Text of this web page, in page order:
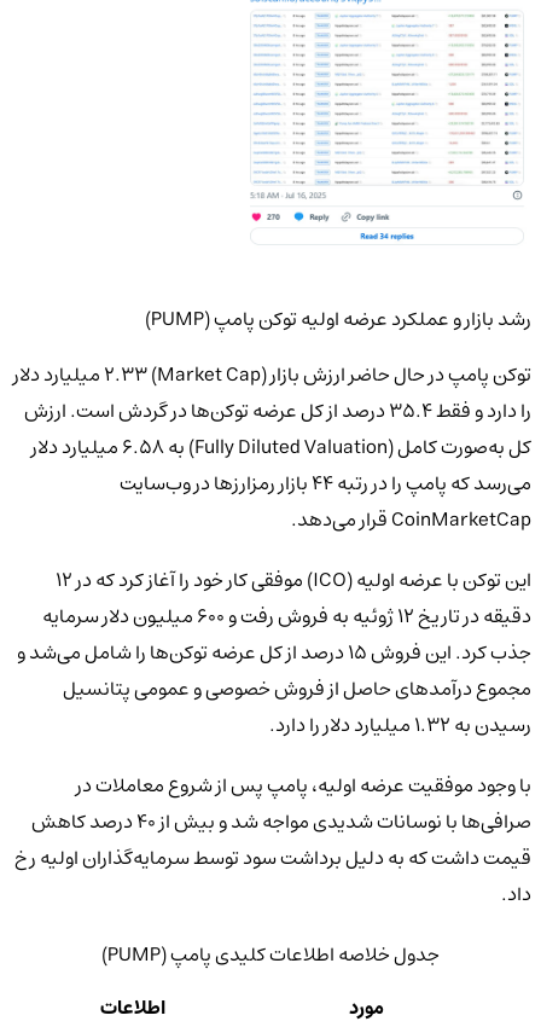
رشد بازار و عملکرد عرضه اولیه توکن پامپ (PUMP)
توکن پامپ در حال حاضر ارزش بازار (Market Cap) ۲.۳۳ میلیارد دلار
را دارد و فقط ۳۵.۴ درصد از کل عرضه توکن‌ها در گردش است. ارزش
کل به‌صورت کامل (Fully Diluted Valuation) به ۶.۵۸ میلیارد دلار
می‌رسد که پامپ را در رتبه ۴۴ بازار رمزارزها در وب‌سایت
CoinMarketCap قرار می‌دهد.
این توکن با عرضه اولیه (ICO) موفقی کار خود را آغاز کرد که در ۱۲
دقیقه در تاریخ ۱۲ ژوئیه به فروش رفت و ۶۰۰ میلیون دلار سرمایه
جذب کرد. این فروش ۱۵ درصد از کل عرضه توکن‌ها را شامل می‌شد و
مجموع درآمدهای حاصل از فروش خصوصی و عمومی پتانسیل
رسیدن به ۱.۳۲ میلیارد دلار را دارد.
با وجود موفقیت عرضه اولیه، پامپ پس از شروع معاملات در
صرافی‌ها با نوسانات شدیدی مواجه شد و بیش از ۴۰ درصد کاهش
قیمت داشت که به دلیل برداشت سود توسط سرمایه‌گذاران اولیه رخ
داد.
جدول خلاصه اطلاعات کلیدی پامپ (PUMP)
مورد
اطلاعات